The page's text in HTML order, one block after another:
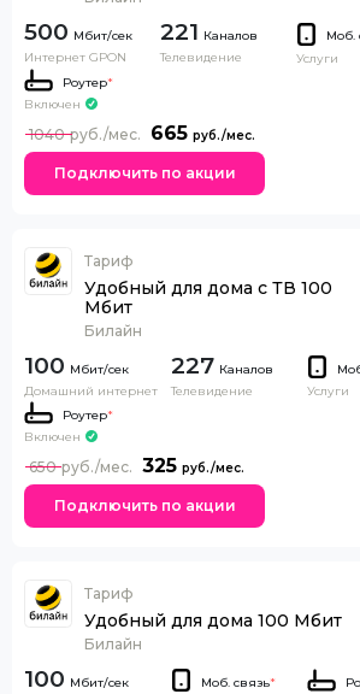
500
Интернет GPON
221 Каналов
Телевидение
Моб.
Услуги
Роутер*
Включен
665
1040
Подключить по акции
Тариф
Удобный для дома с ТВ 100
Мбит
Билайн
100
Домашний интернет
227 Каналов
Телевидение
Услуги
Роутер*
Включен
325
650
Подключить по акции
Тариф
Удобный для дома 100 Мбит
Билайн
100 Моб. связь*